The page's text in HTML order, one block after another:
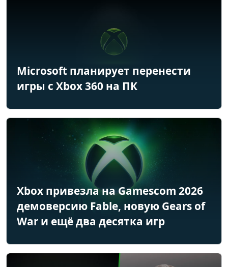
Microsoft планирует перенести
игры с Xbox 360 на ПК
Xbox привезла на Gamescom 2026
демоверсию Fable, новую Gears of
War и ещё два десятка игр